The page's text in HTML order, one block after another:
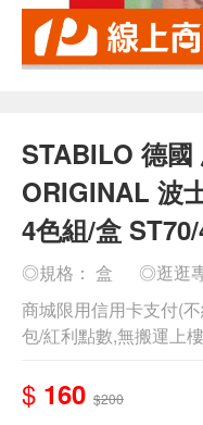
STABILO 德
ORIGINAL 波
4色組/盒
◎規格： 盒 ◎逛逛
商城限用信用卡支付(
包/紅利點數,無搬運上
$ 160 $200